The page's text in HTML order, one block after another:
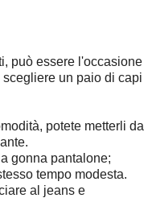
può essere l'occasione
un paio di capi
potete metterli da
gonna pantalone;
tempo modesta.
al jeans e